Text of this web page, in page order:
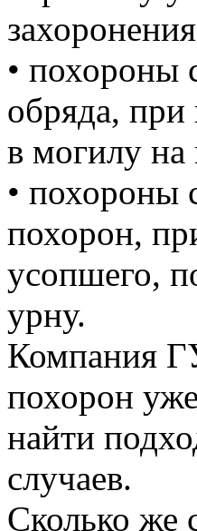
• похороны
обряда, при
в могилу
• похороны
похорон,
усопшего,
урну.
Компания
похорон
найти
случаев.
Сколько же